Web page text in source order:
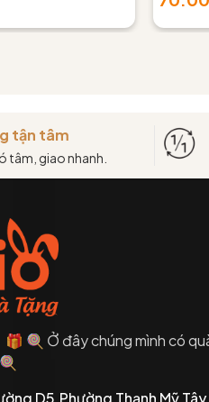
tận tâm
tâm, giao nhanh.
🍭 Ở đây chúng mình có
D5,Phường Thạnh Mỹ Tây,